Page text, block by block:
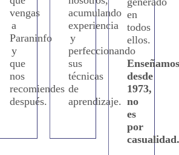
vengas
a
Paraninfo
y
que
nos
recomiendes
después.
acumulando
experiencia
y
perfeccionando
sus
técnicas
de
aprendizaje.
en
todos
ellos.
desde
1973,
no
es
por